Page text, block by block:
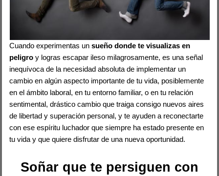
Cuando experimentas unsueño donde te visualizas en
peligro y logras escapar ileso milagrosamente, es una señal
inequívoca de la necesidad absoluta de implementar un
cambio en algún aspecto importante de tu vida, posiblemente
en el ámbito laboral, en tu entorno familiar, o en tu relación
sentimental, drástico cambio que traiga consigo nuevos aires
de libertad y superación personal, y te ayuden a reconectarte
con ese espíritu luchador que siempre ha estado presente en
tu vida y que quiere disfrutar de una nueva oportunidad.
Soñar que te persiguen con